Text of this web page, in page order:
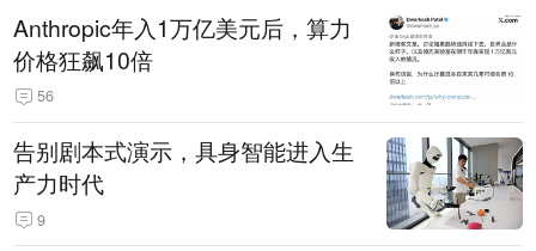
Anthropic年入1万亿美元后，算力
价格狂飙10倍
56
告别剧本式演示，具身智能进入生
产力时代
9